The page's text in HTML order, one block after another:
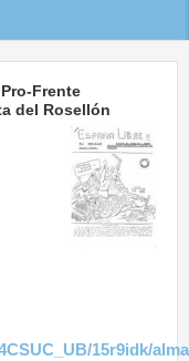
Frente
del Rosellón
15r9idk/